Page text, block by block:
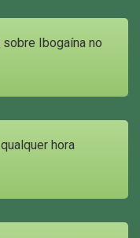
Ibogaína no
hora